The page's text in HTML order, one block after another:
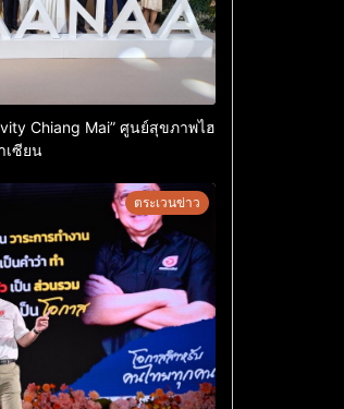
Chiang Mai” ศูนย์สุขภาพไฮ
เซียน
ตระเวนข่าว